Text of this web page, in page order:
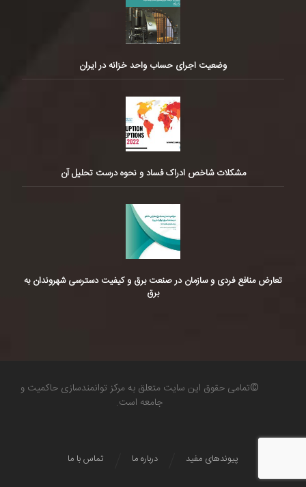
وضعیت اجرای حساب واحد خزانه در ایران
مشکلات شاخص ادراک فساد و نحوه درست تحلیل آن
تعارض منافع فردی و سازمان در صنعت برق و کیفیت دسترسی شهروندان به
برق
©تمامی حقوق این سایت متعلق به مرکز توانمندسازی حاکمیت و
جامعه است.
تماس با ما درباره ما پیوندهای مفید